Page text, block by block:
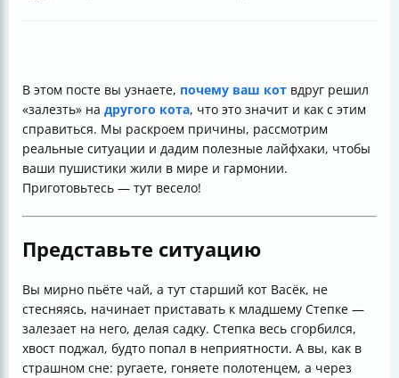
В этом посте вы узнаете, почему ваш кот вдруг решил
«залезть» на другого кота, что это значит и как с этим
справиться. Мы раскроем причины, рассмотрим
реальные ситуации и дадим полезные лайфхаки, чтобы
ваши пушистики жили в мире и гармонии.
Приготовьтесь — тут весело!
Представьте ситуацию
Вы мирно пьёте чай, а тут старший кот Васёк, не
стесняясь, начинает приставать к младшему Степке —
залезает на него, делая садку. Степка весь сгорбился,
хвост поджал, будто попал в неприятности. А вы, как в
страшном сне: ругаете, гоняете полотенцем, а через